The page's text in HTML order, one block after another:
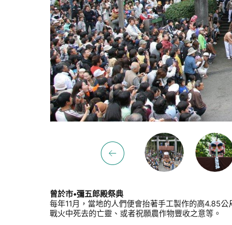
曾於市•彌五郎殿祭典
每年11月，當地的人們便會抬著手工製作的高4.85
戰火中死去的亡靈、或者祝願農作物豐收之意等。